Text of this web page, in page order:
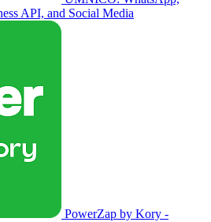
API, and Social Media
PowerZap by Kory -